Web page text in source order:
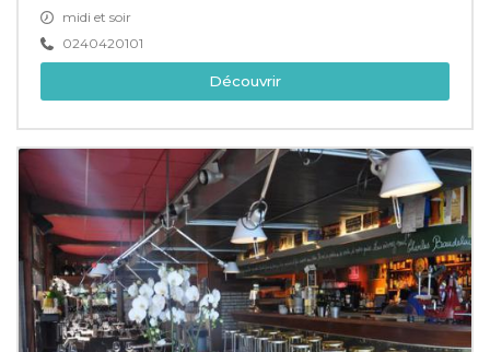
midi et soir
0240420101
Découvrir